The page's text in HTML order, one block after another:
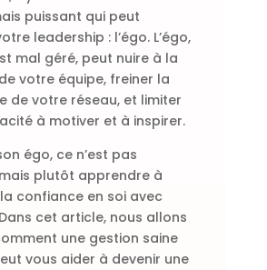
puissant qui peut
leadership : l’égo. L’égo,
mal géré, peut nuire à la
votre équipe, freiner la
de votre réseau, et limiter
à motiver et à inspirer.
égo, ce n’est pas
mais plutôt apprendre à
confiance en soi avec
cet article, nous allons
une gestion saine
vous aider à devenir une